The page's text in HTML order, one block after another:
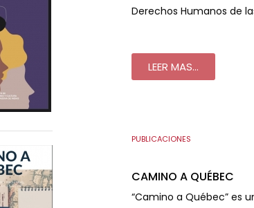
Derechos Humanos de
LEER MAS...
PUBLICACIONES
CAMINO A QUÉBEC
“Camino a Québec” es